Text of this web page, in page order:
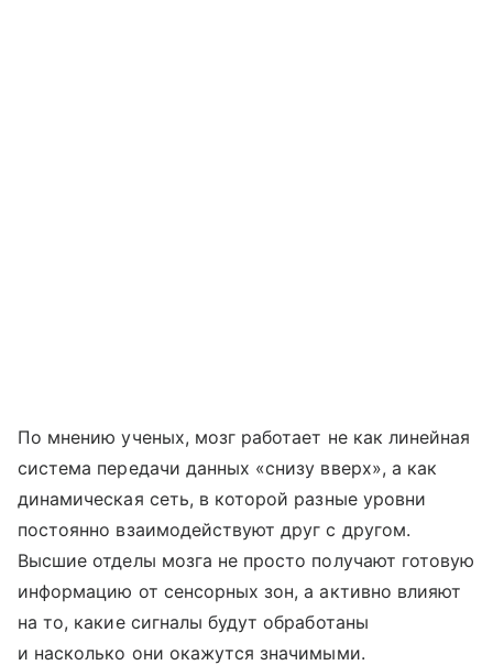
По мнению ученых, мозг работает не как линейная
система передачи данных «снизу вверх», а как
динамическая сеть, в которой разные уровни
постоянно взаимодействуют друг с другом.
Высшие отделы мозга не просто получают готовую
информацию от сенсорных зон, а активно влияют
на то, какие сигналы будут обработаны
и насколько они окажутся значимыми.